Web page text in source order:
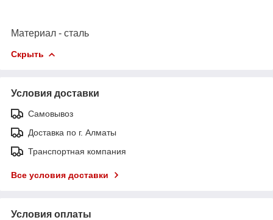
Материал - сталь
Скрыть
Условия доставки
Самовывоз
Доставка по г. Алматы
Транспортная компания
Все условия доставки
Условия оплаты